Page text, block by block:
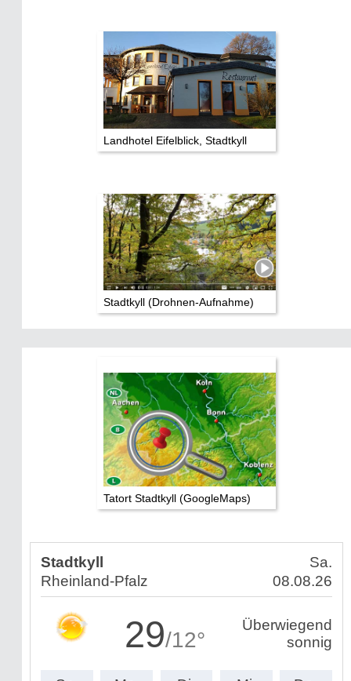
Landhotel Eifelblick, Stadtkyll
Stadtkyll (Drohnen-Aufnahme)
Tatort Stadtkyll (GoogleMaps)